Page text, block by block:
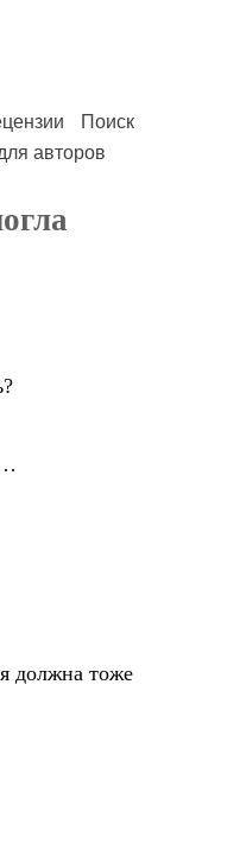
Поиск
авторов
должна тоже